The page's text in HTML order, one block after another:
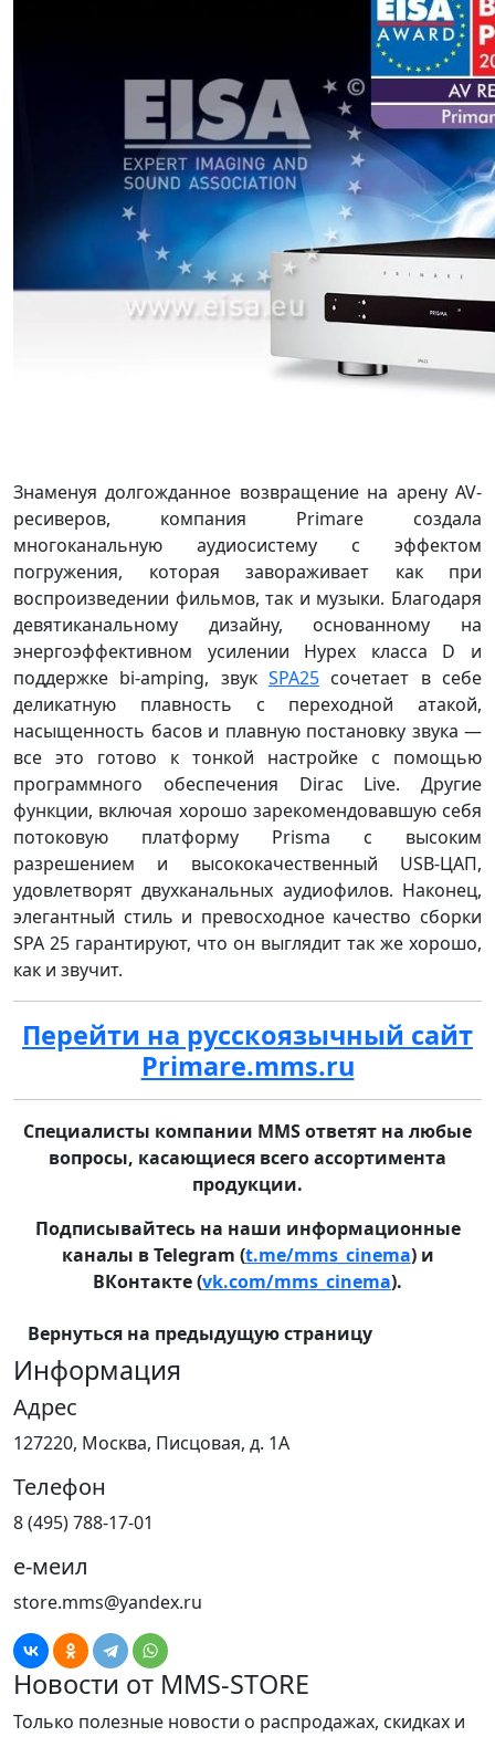
Знаменуя долгожданное возвращение на арену AV-
ресиверов, компания Primare создала
многоканальную аудиосистему с эффектом
погружения, которая завораживает как при
воспроизведении фильмов, так и музыки. Благодаря
девятиканальному дизайну, основанному на
энергоэффективном усилении Hypex класса D и
поддержке bi-amping, звук SPA25 сочетает в себе
деликатную плавность с переходной атакой,
насыщенность басов и плавную постановку звука —
все это готово к тонкой настройке с помощью
программного обеспечения Dirac Live. Другие
функции, включая хорошо зарекомендовавшую себя
потоковую платформу Prisma с высоким
разрешением и высококачественный USB-ЦАП,
удовлетворят двухканальных аудиофилов. Наконец,
элегантный стиль и превосходное качество сборки
SPA 25 гарантируют, что он выглядит так же хорошо,
как и звучит.
Перейти на русскоязычный сайт
Primare.mms.ru
Специалисты компании MMS ответят на любые
вопросы, касающиеся всего ассортимента
продукции.
Подписывайтесь на наши информационные
каналы в Telegram (t.me/mms_cinema) и
ВКонтакте (vk.com/mms_cinema).
Вернуться на предыдущую страницу
Информация
Адрес
127220, Москва, Писцовая, д. 1А
Телефон
8 (495) 788-17-01
е-меил
store.mms@yandex.ru
Новости от MMS-STORE
Только полезные новости о распродажах, скидках и